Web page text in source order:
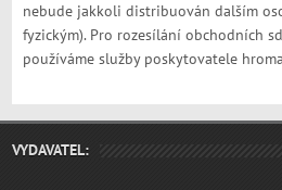
nebude jakkoli distribuován dalším
fyzickým). Pro rozesílání obchodních
používáme služby poskytovatele
VYDAVATEL: